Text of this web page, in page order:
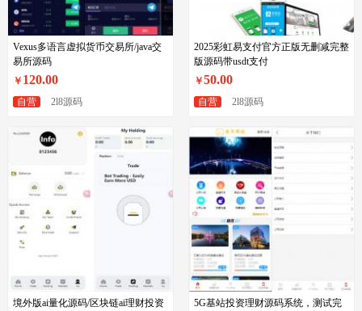
Vexus多语言虚拟货币交易所/java交
易所源码
￥ 120.00
自营 2l8源码
2025彩虹易支付官方正版无删减完整
版源码带usdt支付
￥50.00
自营 2l8源码
境外版ai量化源码/区块链ai理财投资
5G基站投资理财源码系统，测试完